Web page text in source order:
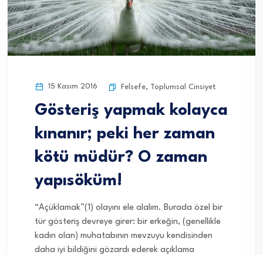
15 Kasım 2016 Felsefe, Toplumsal Cinsiyet
Gösteriş yapmak kolayca
kınanır; peki her zaman
kötü müdür? O zaman
yapısöküm!
“Açüklamak”(1) olayını ele alalım. Burada özel bir
tür gösteriş devreye girer: bir erkeğin, (genellikle
kadın olan) muhatabının mevzuyu kendisinden
daha iyi bildiğini gözardı ederek açıklama